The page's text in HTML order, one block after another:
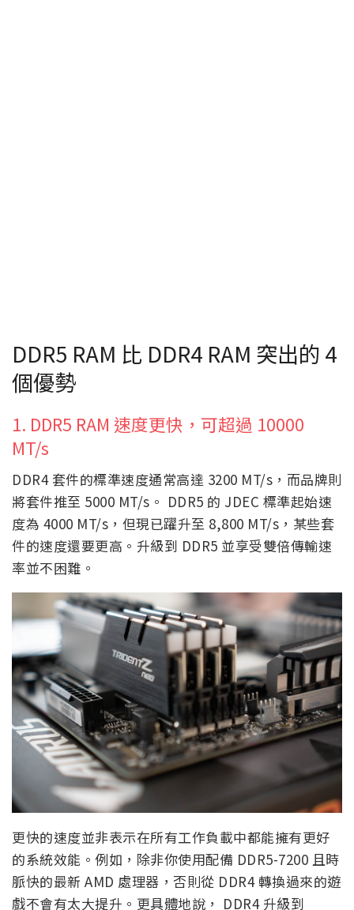
DDR5 RAM 比 DDR4 RAM 突出的 4
個優勢
1. DDR5 RAM 速度更快，可超過 10000
MT/s
DDR4 套件的標準速度通常高達 3200 MT/s，而品牌則
將套件推至 5000 MT/s。 DDR5 的 JDEC 標準起始速
度為 4000 MT/s，但現已躍升至 8,800 MT/s，某些套
件的速度還要更高。升級到 DDR5 並享受雙倍傳輸速
率並不困難。
更快的速度並非表示在所有工作負載中都能擁有更好
的系統效能。例如，除非你使用配備 DDR5-7200 且時
脈快的最新 AMD 處理器，否則從 DDR4 轉換過來的遊
戲不會有太大提升。更具體地說， DDR4 升級到